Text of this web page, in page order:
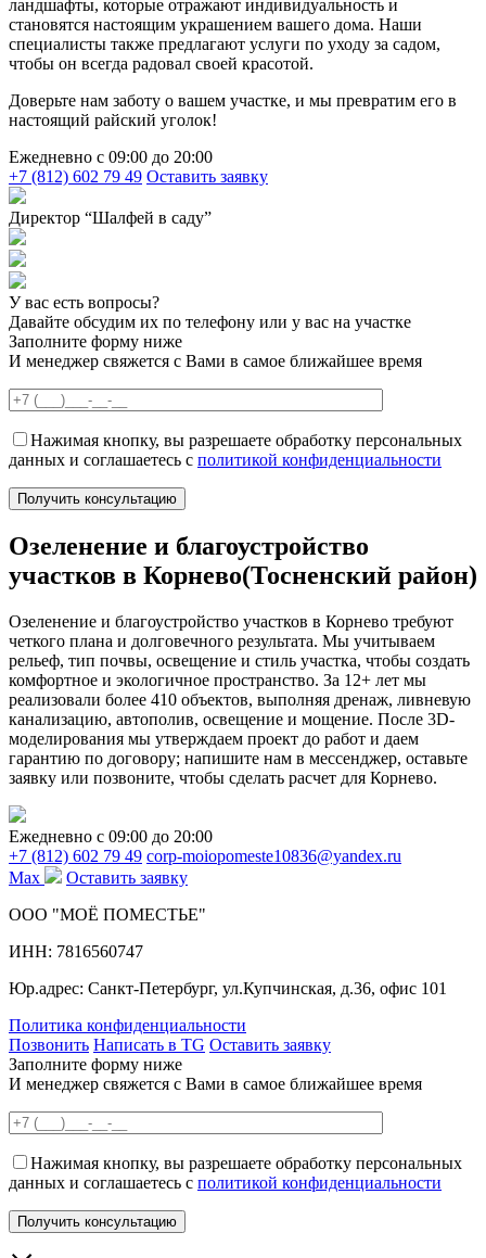
ландшафты, которые отражают индивидуальность и
становятся настоящим украшением вашего дома. Наши
специалисты также предлагают услуги по уходу за садом,
чтобы он всегда радовал своей красотой.
Доверьте нам заботу о вашем участке, и мы превратим его в
настоящий райский уголок!
Ежедневно c 09:00 до 20:00
+7 (812) 602 79 49 Оставить заявку
Директор “Шалфей в саду”
У вас есть вопросы?
Давайте обсудим их по телефону или у вас на участке
Заполните форму ниже
И менеджер свяжется с Вами в самое ближайшее время
Нажимая кнопку, вы разрешаете обработку персональных
данных и соглашаетесь с политикой конфиденциальности
Озеленение и благоустройство
участков в Корнево(Тосненский район)
Озеленение и благоустройство участков в Корнево требуют
четкого плана и долговечного результата. Мы учитываем
рельеф, тип почвы, освещение и стиль участка, чтобы создать
комфортное и экологичное пространство. За 12+ лет мы
реализовали более 410 объектов, выполняя дренаж, ливневую
канализацию, автополив, освещение и мощение. После 3D-
моделирования мы утверждаем проект до работ и даем
гарантию по договору; напишите нам в мессенджер, оставьте
заявку или позвоните, чтобы сделать расчет для Корнево.
Ежедневно c 09:00 до 20:00
+7 (812) 602 79 49 corp-moiopomeste10836@yandex.ru
Max
Оставить заявку
ООО "МОЁ ПОМЕСТЬЕ"
ИНН: 7816560747
Юр.адрес: Санкт-Петербург, ул.Купчинская, д.36, офис 101
Политика конфиденциальности
Позвонить Написать в TG Оставить заявку
Заполните форму ниже
И менеджер свяжется с Вами в самое ближайшее время
Нажимая кнопку, вы разрешаете обработку персональных
данных и соглашаетесь с политикой конфиденциальности